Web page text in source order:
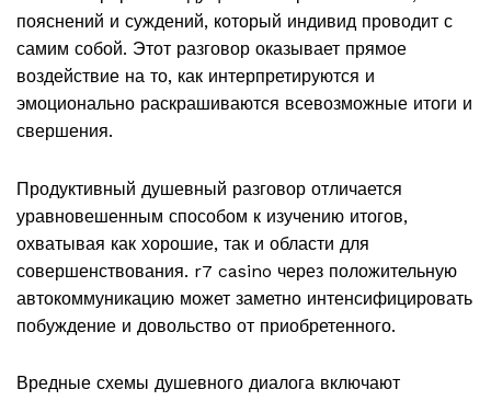
пояснений и суждений, который индивид проводит с
самим собой. Этот разговор оказывает прямое
воздействие на то, как интерпретируются и
эмоционально раскрашиваются всевозможные итоги и
свершения.
Продуктивный душевный разговор отличается
уравновешенным способом к изучению итогов,
охватывая как хорошие, так и области для
совершенствования. r7 casino через положительную
автокоммуникацию может заметно интенсифицировать
побуждение и довольство от приобретенного.
Вредные схемы душевного диалога включают